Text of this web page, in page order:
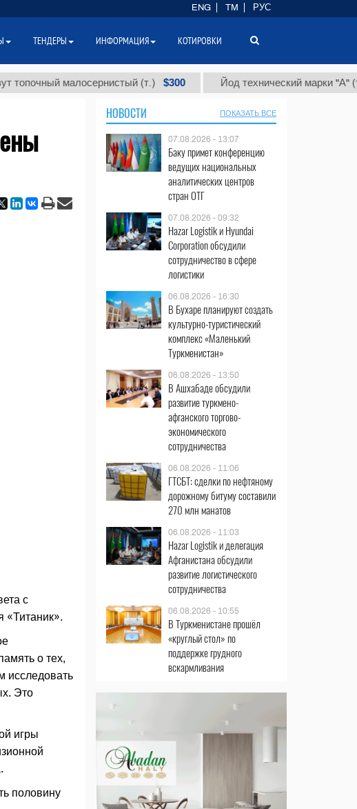
малосернистый (т.) $300 Йод технический марки "А" (т.) $86
с
«Титаник».
о тех,
исследовать
Это
игры
половину
НОВОСТИ ПОКАЗАТЬ ВСЕ
07.08.2026 - 13:07
Баку примет конференцию
ведущих национальных
аналитических центров
стран ОТГ
07.08.2026 - 09:32
Hazar Logistik и Hyundai
Corporation обсудили
сотрудничество в сфере
логистики
06.08.2026 - 16:30
В Бухаре планируют создать
культурно-туристический
комплекс «Маленький
Туркменистан»
06.08.2026 - 13:50
В Ашхабаде обсудили
развитие туркмено-
афганского торгово-
экономического
сотрудничества
06.08.2026 - 11:06
ГТСБТ: сделки по нефтяному
дорожному битуму составили
270 млн манатов
06.08.2026 - 11:03
Hazar Logistik и делегация
Афганистана обсудили
развитие логистического
сотрудничества
06.08.2026 - 10:55
В Туркменистане прошёл
«круглый стол» по
поддержке грудного
вскармливания
ENG TM РУС
ТЕНДЕРЫ ИНФОРМАЦИЯ КОТИРОВКИ